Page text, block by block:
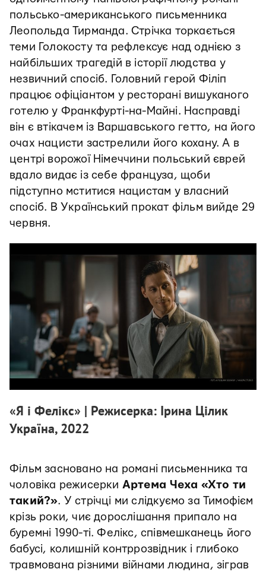
польсько-американського письменника
Леопольда Тирманда. Стрічка торкається
теми Голокосту та рефлексує над однією з
найбільших трагедій в історії людства у
незвичний спосіб. Головний герой Філіп
працює офіціантом у ресторані вишуканого
готелю у Франкфурті-на-Майні. Насправді
він є втікачем із Варшавського гетто, на його
очах нацисти застрелили його кохану. А в
центрі ворожої Німеччини польський єврей
вдало видає із себе француза, щоби
підступно мститися нацистам у власний
спосіб. В Український прокат фільм вийде 29
червня.
«Я і Фелікс» | Режисерка: Ірина Цілик
Україна, 2022
Фільм засновано на романі письменника та
чоловіка режисерки Артема Чеха «Хто ти
такий?». У стрічці ми слідкуємо за Тимофієм
крізь роки, чиє дорослішання припало на
буремні 1990-ті. Фелікс, співмешканець його
бабусі, колишній контррозвідник і глибоко
травмована різними війнами людина, зіграв